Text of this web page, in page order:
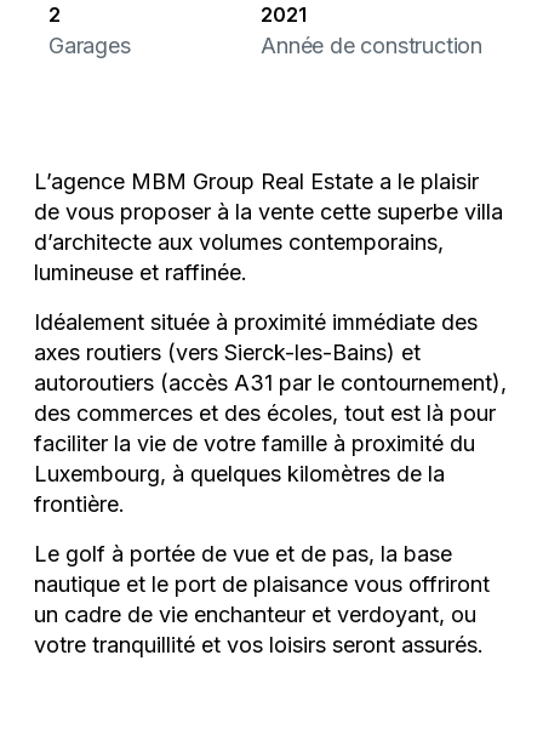
2
Garages
2021
Année de construction
L’agence MBM Group Real Estate a le plaisir
de vous proposer à la vente cette superbe villa
d’architecte aux volumes contemporains,
lumineuse et raffinée.
Idéalement située à proximité immédiate des
axes routiers (vers Sierck-les-Bains) et
autoroutiers (accès A31 par le contournement),
des commerces et des écoles, tout est là pour
faciliter la vie de votre famille à proximité du
Luxembourg, à quelques kilomètres de la
frontière.
Le golf à portée de vue et de pas, la base
nautique et le port de plaisance vous offriront
un cadre de vie enchanteur et verdoyant, ou
votre tranquillité et vos loisirs seront assurés.